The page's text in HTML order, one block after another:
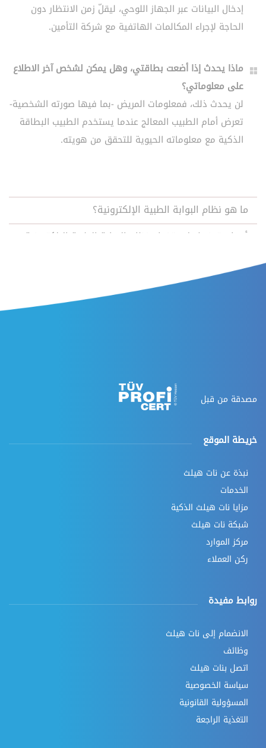
إدخال البيانات عبر الجهاز اللوحي، ليقلّ زمن الانتظار دون
الحاجة لإجراء المكالمات الهاتفية مع شركة التأمين.
ماذا يحدث إذا أضعت بطاقتي، وهل يمكن لشخص آخر الاطلاع
على معلوماتي؟
لن يحدث ذلك، فمعلومات المريض -بما فيها صورته الشخصية-
تعرض أمام الطبيب المعالج عندما يستخدم الطبيب البطاقة
الذكية مع معلوماته الحيوية للتحقق من هويته.
ما هو نظام البوابة الطبية الإلكترونية؟
أسباب تدفعك لاستخدام نظام البوابة الطبية الإلكترونية
كيف يعمل نظام البوابة الطبية الإلكترونية؟
الدعم الفني والتدريب
مصدقة من قبل
خريطة الموقع
نبذة عن نات هيلث
الخدمات
مزايا نات هيلث الذكية
شبكة نات هيلث
مركز الموارد
ركن العملاء
روابط مفيدة
الانضمام إلى نات هيلث
وظائف
اتصل بنات هيلث
سياسة الخصوصية
المسؤولية القانونية
التغذية الراجعة